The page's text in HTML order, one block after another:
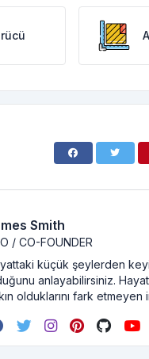
Smith
/ CO-FOUNDER
küçük şeylerden
anlayabilirsiniz.
olduklarını fark etmeyen